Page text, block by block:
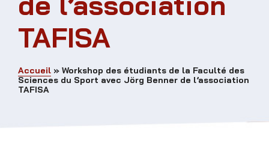
TAFISA
Accueil » Workshop des étudiants de la Faculté des
Sciences du Sport avec Jörg Benner de l’association
TAFISA